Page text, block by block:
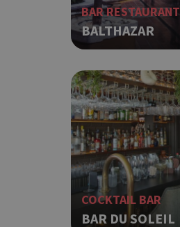
BAR RESTAURANT
BALTHAZAR
COCKTAIL BAR
BAR DU SOLEIL